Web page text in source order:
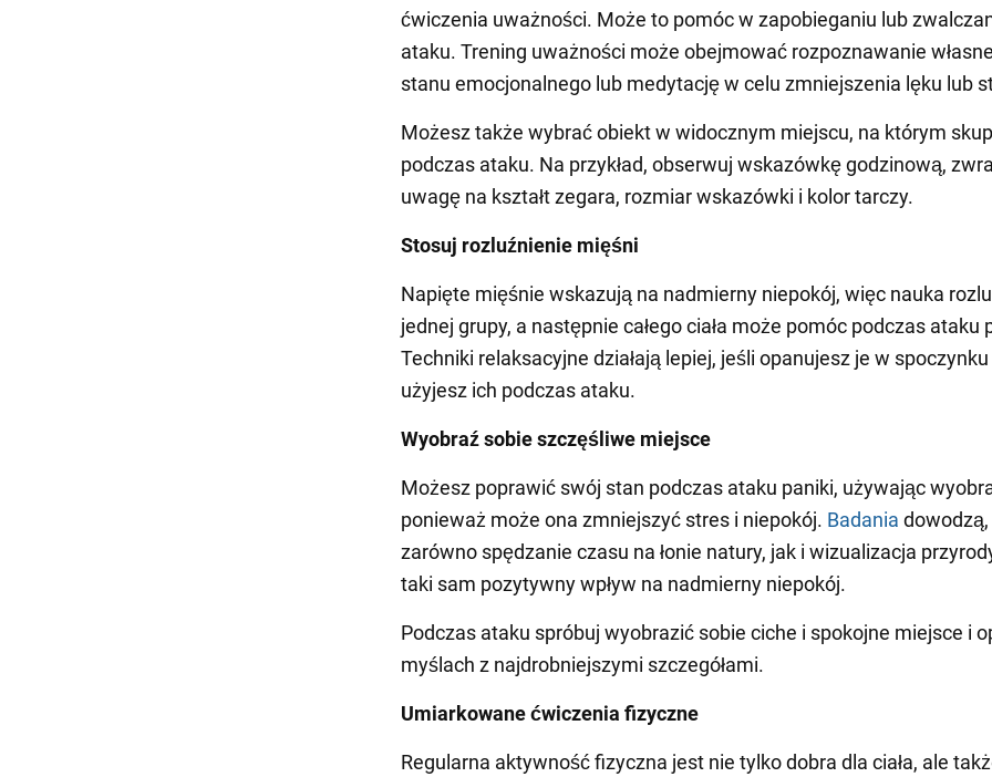
ćwiczenia uważności. Może to pomóc w zapobieganiu lub
ataku. Trening uważności może obejmować rozpoznawanie
stanu emocjonalnego lub medytację w celu zmniejszenia lęku lub
Możesz także wybrać obiekt w widocznym miejscu, na którym
podczas ataku. Na przykład, obserwuj wskazówkę godzinową,
uwagę na kształt zegara, rozmiar wskazówki i kolor tarczy.
Stosuj rozluźnienie mięśni
Napięte mięśnie wskazują na nadmierny niepokój, więc nauka
jednej grupy, a następnie całego ciała może pomóc podczas ataku
Techniki relaksacyjne działają lepiej, jeśli opanujesz je w spoczynku
użyjesz ich podczas ataku.
Wyobraź sobie szczęśliwe miejsce
Możesz poprawić swój stan podczas ataku paniki, używając
ponieważ może ona zmniejszyć stres i niepokój. Badania
zarówno spędzanie czasu na łonie natury, jak i wizualizacja
taki sam pozytywny wpływ na nadmierny niepokój.
Podczas ataku spróbuj wyobrazić sobie ciche i spokojne miejsce i
myślach z najdrobniejszymi szczegółami.
Umiarkowane ćwiczenia fizyczne
Regularna aktywność fizyczna jest nie tylko dobra dla ciała, ale